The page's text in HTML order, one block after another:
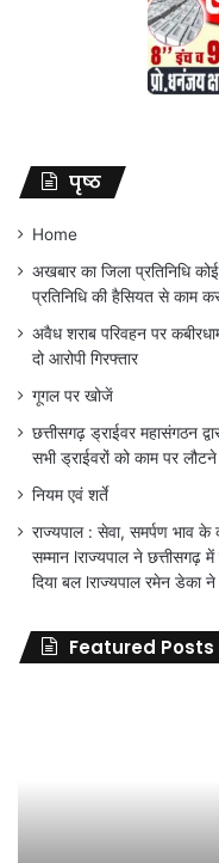
पृष्ठ
Home
अखबार का जिला प्रतिनिधि
प्रतिनिधि की हैसियत से काम
अवैध शराब परिवहन पर
दो आरोपी गिरफ्तार
गूगल पर खोजें
छत्तीसगढ़ ड्राईवर महासंगठन
सभी ड्राईवरों को काम पर
नियम एवं शर्ते
राज्यपाल : सेवा, समर्पण भाव के
सम्मान lराज्यपाल ने छत्तीसगढ़
दिया बल lराज्यपाल रमेन डेका
Featured Posts